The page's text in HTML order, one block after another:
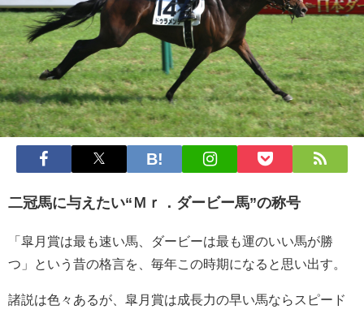
二冠馬に与えたい“Ｍｒ．ダービー馬”の称号
「皐月賞は最も速い馬、ダービーは最も運のいい馬が勝
つ」という昔の格言を、毎年この時期になると思い出す。
諸説は色々あるが、皐月賞は成長力の早い馬ならスピード